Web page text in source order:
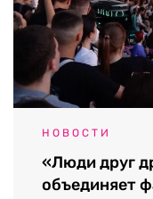
НОВОСТИ
«Люди друг
объединяет